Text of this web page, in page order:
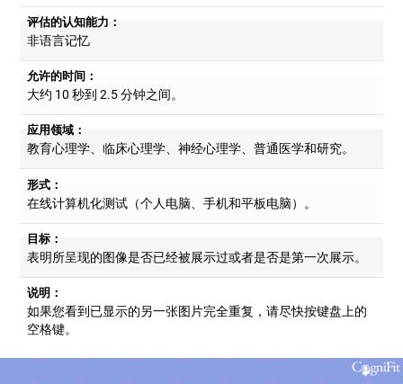
评估的认知能力：
非语言记忆
允许的时间：
大约 10 秒到 2.5 分钟之间。
应用领域：
教育心理学、临床心理学、神经心理学、普通医学和研究。
形式：
在线计算机化测试（个人电脑、手机和平板电脑）。
目标：
表明所呈现的图像是否已经被展示过或者是否是第一次展示。
说明：
如果您看到已显示的另一张图片完全重复，请尽快按键盘上的
空格键。